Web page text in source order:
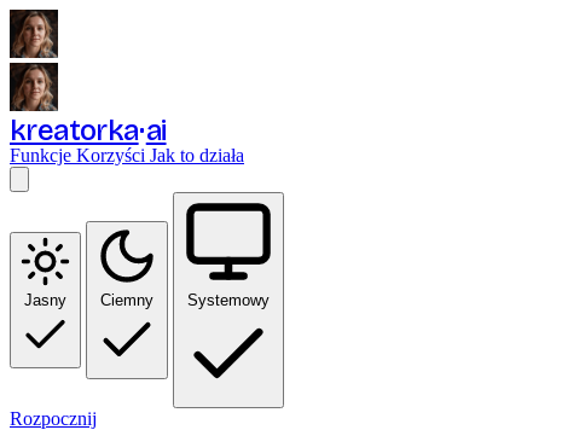
kreatorka ai
Funkcje Korzyści Jak to działa
Jasny Ciemny Systemowy
Rozpocznij